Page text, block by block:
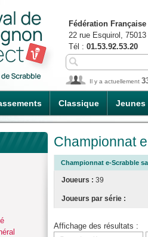
Classique Jeunes
Fédération
22 rue Esquirol,
Tél : 01.53.92.53.20
Il y a actuellement
Championnat
Championnat e-Scrabble
Joueurs : 39
Joueurs par série :
Affichage des résultats :